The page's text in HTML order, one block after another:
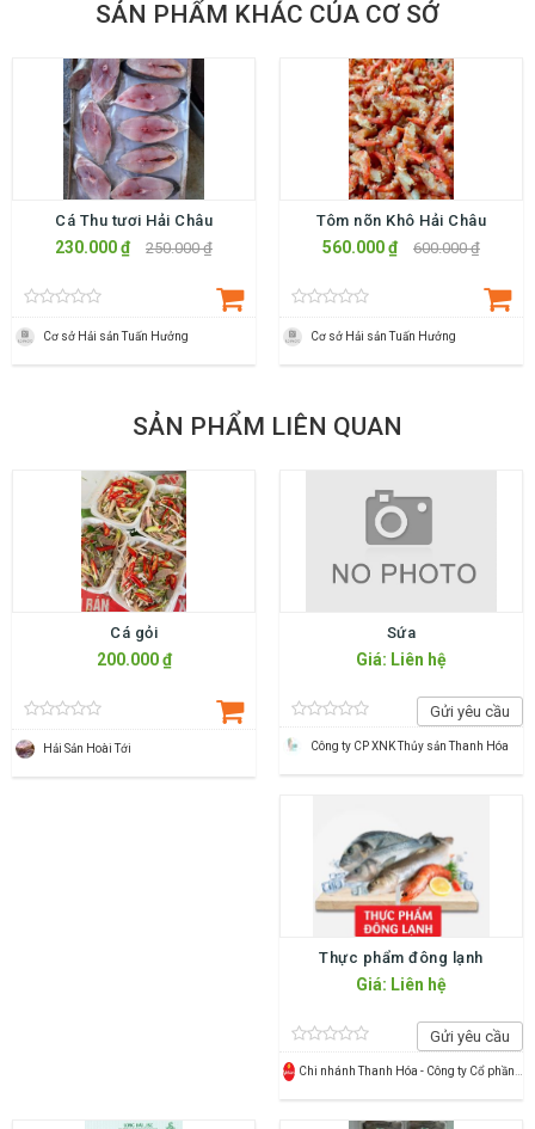
SẢN PHẨM KHÁC CỦA CƠ SỞ
Cá Thu tươi Hải Châu
230.000 ₫ 250.000 ₫
Cơ sở Hải sản Tuấn Hưởng
Tôm nõn Khô Hải Châu
560.000 ₫ 600.000 ₫
Cơ sở Hải sản Tuấn Hưởng
SẢN PHẨM LIÊN QUAN
Cá gỏi
200.000 ₫
Hải Sản Hoài Tới
Sứa
Giá: Liên hệ
Gửi yêu cầu
Công ty CP XNK Thủy sản Thanh Hóa
Thực phẩm đông lạnh
Giá: Liên hệ
Gửi yêu cầu